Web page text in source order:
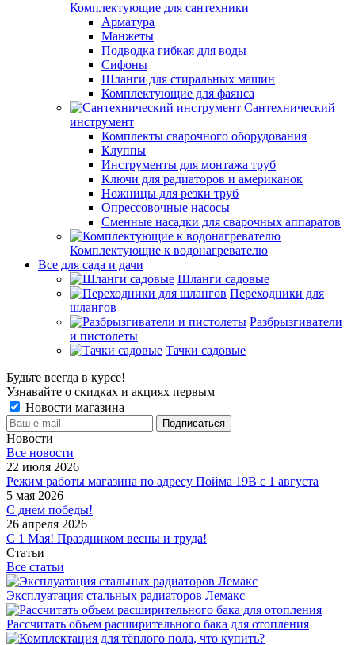
Комплектующие для сантехники
Арматура
Манжеты
Подводка гибкая для воды
Сифоны
Шланги для стиральных машин
Комплектующие для фаянса
Сантехнический
инструмент
Комплекты сварочного оборудования
Клуппы
Инструменты для монтажа труб
Ключи для радиаторов и американок
Ножницы для резки труб
Опрессовочные насосы
Сменные насадки для сварочных аппаратов
Комплектующие к водонагревателю
Все для сада и дачи
Шланги садовые
Переходники для
шлангов
Разбрызгиватели
и пистолеты
Тачки садовые
Будьте всегда в курсе!
Узнавайте о скидках и акциях первым
Новости магазина
Новости
Все новости
22 июля 2026
Режим работы магазина по адресу Пойма 19В с 1 августа
5 мая 2026
С днем победы!
26 апреля 2026
С 1 Мая! Праздником весны и труда!
Статьи
Все статьи
Эксплуатация стальных радиаторов Лемакс
Рассчитать объем расширительного бака для отопления